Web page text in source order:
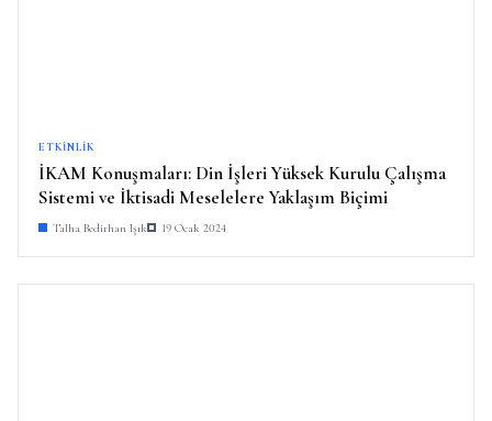
ETKINLIK
İKAM Konuşmaları: Din İşleri Yüksek Kurulu Çalışma
Sistemi ve İktisadi Meselelere Yaklaşım Biçimi
Talha Bedirhan Işık 19 Ocak 2024